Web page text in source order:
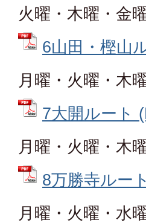
火曜・木曜・金
6山田・樫山
月曜・火曜・木
7大開ルート
月曜・火曜・木
8万勝寺ルー
月曜・火曜・水